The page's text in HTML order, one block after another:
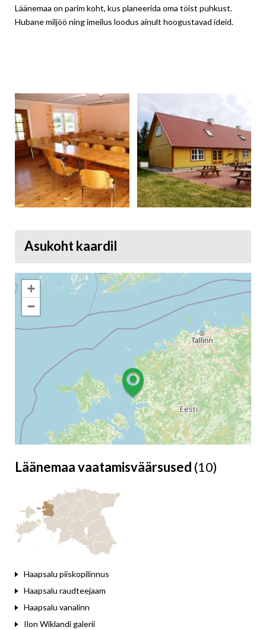
Läänemaa on parim koht, kus planeerida oma töist puhkust.
Hubane miljöö ning imeilus loodus ainult hoogustavad ideid.
Asukoht kaardil
+
−
Läänemaa vaatamisväärsused (10)
Haapsalu piiskopilinnus
Haapsalu raudteejaam
Haapsalu vanalinn
Ilon Wiklandi galerii